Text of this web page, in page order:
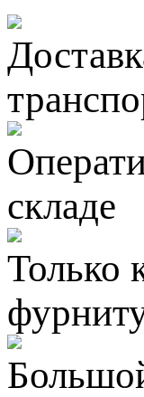
складе
Только